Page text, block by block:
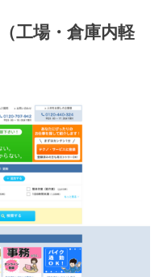
工場・倉庫内軽